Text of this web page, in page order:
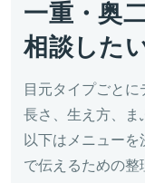
一重・奥
相談した
目元タイプごと
長さ、生え方、ま
以下はメニュー
で伝えるための整